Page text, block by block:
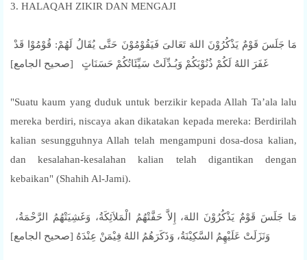
3. HALAQAH ZIKIR DAN MENGAJI
مَا جَلَسَ قَوْمٌ يَذْكُرُوْنَ اللهَ تَعَالىَ فَيَقُوْمُوْنَ حَتَّى يُقَالُ لَهُمْ: قُوْمُوْا قَدْ
غَفَرَ اللهُ لَكُمْ ذُنُوْبَكُمْ وَبُـدِّلَتْ سَيِّئَاتُكُمْ حَسَنَاتٍ [صحيح الجامع]
"Suatu kaum yang duduk untuk berzikir kepada Allah Ta’ala lalu
mereka berdiri, niscaya akan dikatakan kepada mereka: Berdirilah
kalian sesungguhnya Allah telah mengampuni dosa-dosa kalian,
dan kesalahan-kesalahan kalian telah digantikan dengan
kebaikan" (Shahih Al-Jami).
وَنَزَلَتْ عَلَيْهِمُ السَّكِيْنَةُ، وَذَكَرَهُمُ اللهُ فِيْمَنْ عِنْدَهُ [صحيح الجامع]